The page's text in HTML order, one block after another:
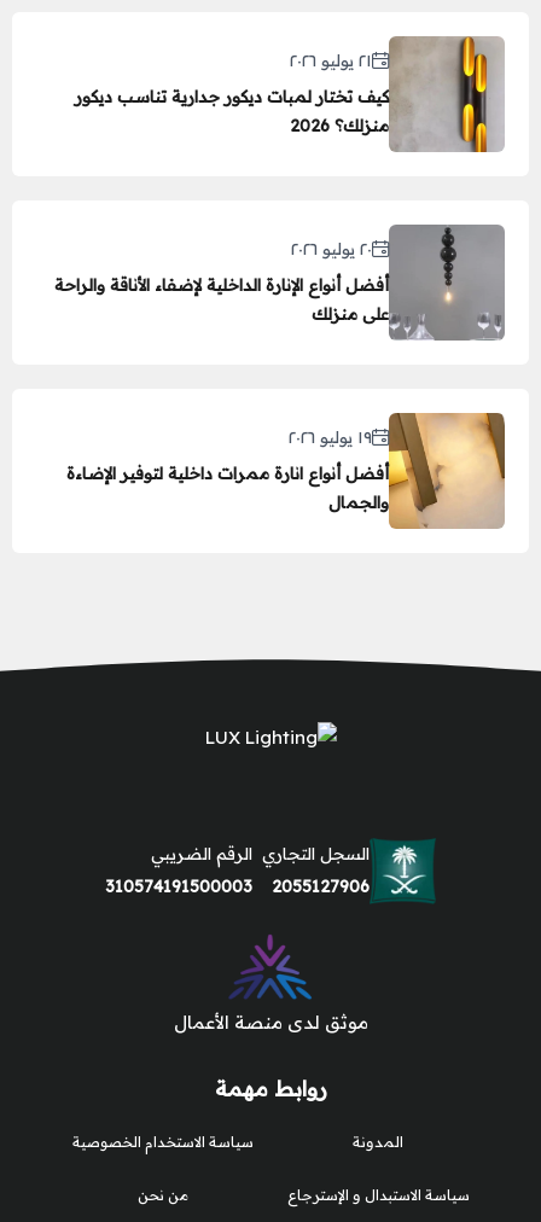
٢١ يوليو ٢٠٢٦
كيف تختار لمبات ديكور جدارية تناسب ديكور
منزلك؟ 2026
٢٠ يوليو ٢٠٢٦
أفضل أنواع الإنارة الداخلية لإضفاء الأناقة والراحة
على منزلك
١٩ يوليو ٢٠٢٦
أفضل أنواع انارة ممرات داخلية لتوفير الإضاءة
والجمال
روابط مهمة
المدونة
سياسة الاستبدال و الإسترجاع
سياسة الاستخدام الخصوصية
من نحن
السجل التجاري
2055127906
الرقم الضريبي
310574191500003
موثق لدى منصة الأعمال